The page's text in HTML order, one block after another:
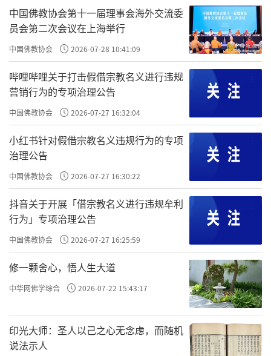
致知”。所以袁了凡讲的，跟王阳明讲的，跟孔子、孟子讲
的，跟尧舜禹讲的是一样的。所以袁了凡改命就能改得这么
好。但是很多学《了凡四训》的人，命改不好，是因为他学
的是了凡的“术”。
才是根本之道。事上改、理上
改，非究竟廓然之道、非圣贤之道。
《了凡四训》里面讲了好多救人、铺路、布施
……
子，如果你也去布施、铺路、救助
，以为这样就积福报
直断其根。
原文：大抵最上治心，当下清净，才动即觉，觉之即
无；苟未能然，须明理以遣之；又未能然，须随事以禁之。
最上是治心，其次是 。最上是
改，次一些 理上改，最次的是事上改
不同，而 ， 。
就是让心 当下清净，才动即觉，觉之即无。治心怎
！就一个字
。跟讲阳明心学、讲知行合一、讲格
物致知，是一样一样的。格物致知，就是一个字觉。四念
处、格物致知，就是四觉；觉身体、觉情绪、觉思想、觉真
相。四觉是
，也就是王阳明说的“随他
中国佛教协会第十一届理事会海外交流委
员会第二次会议在上海举行
中国佛教协会 2026-07-28 10:41:09
哔哩哔哩关于打击假借宗教名义进行违规
营销行为的专项治理公告
中国佛教协会 2026-07-27 16:32:04
小红书针对假借宗教名义违规行为的专项
治理公告
中国佛教协会 2026-07-27 16:30:22
抖音关于开展「借宗教名义进行违规牟利
行为」专项治理公告
中国佛教协会 2026-07-27 16:25:59
修一颗舍心，悟人生大道
中华网佛学综合 2026-07-22 15:43:17
印光大师：圣人以己之心无念虑，而随机
说法示人